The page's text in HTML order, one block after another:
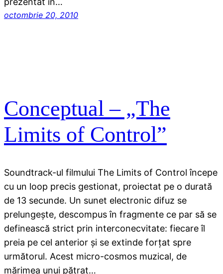
octombrie 20, 2010
Conceptual – „The
Limits of Control”
Soundtrack-ul filmului The Limits of Control începe
cu un loop precis gestionat, proiectat pe o durată
de 13 secunde. Un sunet electronic difuz se
prelungeşte, descompus în fragmente ce par să se
definească strict prin interconecvitate: fiecare îl
preia pe cel anterior şi se extinde forţat spre
următorul. Acest micro-cosmos muzical, de
mărimea unui pătrat…